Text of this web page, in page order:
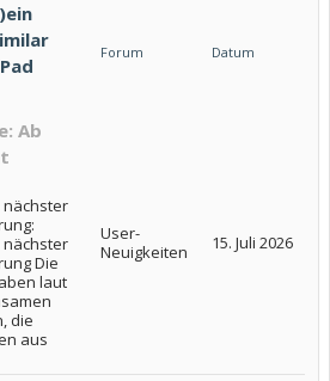
Forum Datum
Ab
nächster
nächster
Die
laut
die
aus
User-
Neuigkeiten
15. Juli 2026